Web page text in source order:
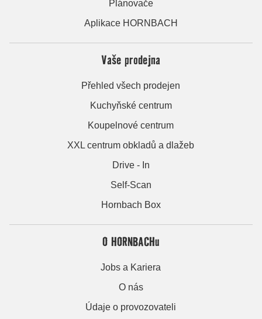
Plánovače
Aplikace HORNBACH
Vaše prodejna
Přehled všech prodejen
Kuchyňské centrum
Koupelnové centrum
XXL centrum obkladů a dlažeb
Drive - In
Self-Scan
Hornbach Box
O HORNBACHu
Jobs a Kariera
O nás
Údaje o provozovateli